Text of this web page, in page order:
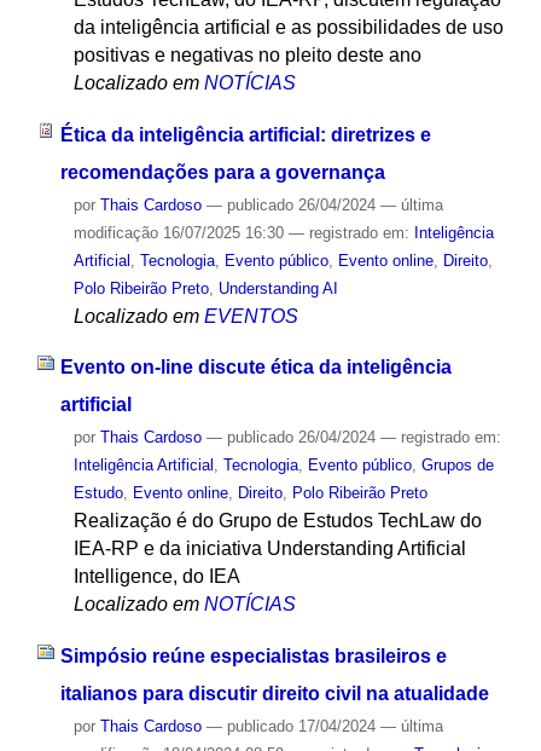
da inteligência artificial e as possibilidades de uso
positivas e negativas no pleito deste ano
Localizado em NOTÍCIAS
Ética da inteligência artificial: diretrizes e
recomendações para a governança
por Thais Cardoso — publicado26/04/2024 — última
modificação16/07/2025 16:30 — registrado em: Inteligência
Artificial Tecnologia, Evento público, Evento online, Direito,
Polo Ribeirão Preto, Understanding AI
Localizado em EVENTOS
Evento on-line discute ética da inteligência
artificial
por Thais Cardoso — publicado26/04/2024 — registrado em:
Inteligência Artificial , Tecnologia, Evento público, Grupos de
Estudo, Evento online, Direito, Polo Ribeirão Preto
Realização é do Grupo de Estudos TechLaw do
IEA-RP e da iniciativa Understanding Artificial
Intelligence, do IEA
Localizado em NOTÍCIAS
Simpósio reúne especialistas brasileiros e
italianos para discutir direito civil na atualidade
por Thais Cardoso — publicado17/04/2024 — última